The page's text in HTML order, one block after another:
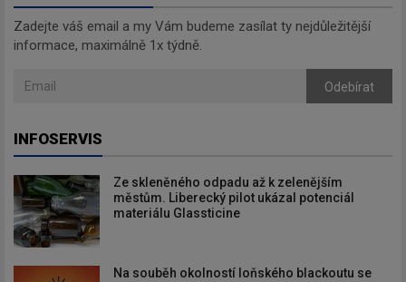
Zadejte váš email a my Vám budeme zasílat ty nejdůležitější
informace, maximálně 1x týdně.
Odebírat
INFOSERVIS
Ze skleněného odpadu až k zelenějším
městům. Liberecký pilot ukázal potenciál
materiálu Glassticine
Na souběh okolností loňského blackoutu se